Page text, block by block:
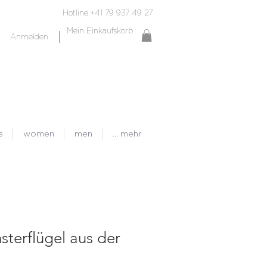
Hotline +41 79 937 49 27
Mein Einkaufskorb
Anmelden
women men ... mehr
aus der